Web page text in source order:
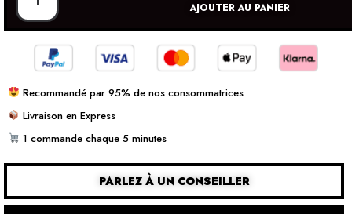
AJOUTER AU PANIER
Recommandé par 95% de nos consommatrices
Livraison en Express
1 commande chaque 5 minutes
PARLEZ À UN CONSEILLER